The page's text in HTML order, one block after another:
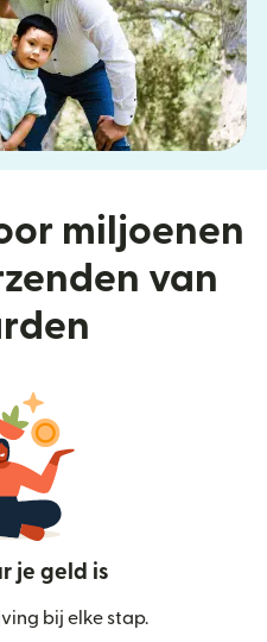
miljoenen
van
je geld is
bij elke stap.